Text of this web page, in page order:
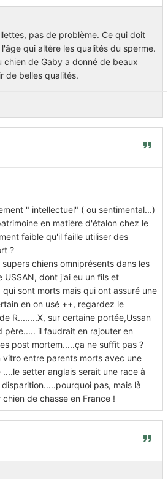
pas de problème. Ce qui doit
qui altère les qualités du sperme.
chien de Gaby a donné de beaux
de belles qualités.
" intellectuel" ( ou sentimental...)
en matière d'étalon chez le
faible qu'il faille utiliser des
?
chiens omniprésents dans les
dont j'ai eu un fils et
sont morts mais qui ont assuré une
en on usé ++, regardez le
R........X, sur certaine portée,Ussan
il faudrait en rajouter en
post mortem.....ça ne suffit pas ?
entre parents morts avec une
setter anglais serait une race à
pas, mais là
de chasse en France !